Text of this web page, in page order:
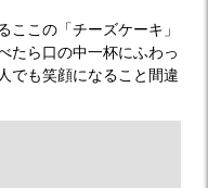
ここの「チーズケーキ」
たら口の中一杯にふわっ
でも笑顔になること間違